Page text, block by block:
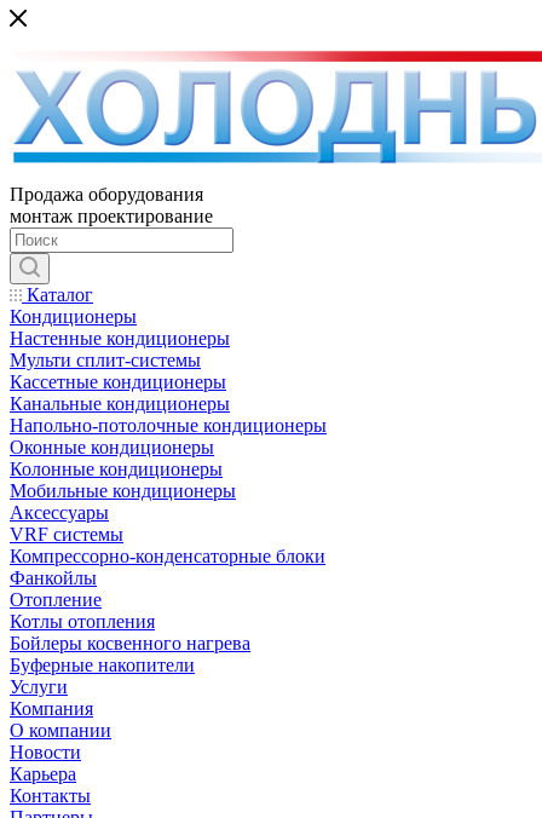
Продажа оборудования
монтаж проектирование
Каталог
Кондиционеры
Настенные кондиционеры
Мульти сплит-системы
Кассетные кондиционеры
Канальные кондиционеры
Напольно-потолочные кондиционеры
Оконные кондиционеры
Колонные кондиционеры
Мобильные кондиционеры
Аксессуары
VRF системы
Компрессорно-конденсаторные блоки
Фанкойлы
Отопление
Котлы отопления
Бойлеры косвенного нагрева
Буферные накопители
Услуги
Компания
О компании
Новости
Карьера
Контакты